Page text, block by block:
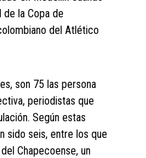
de la Copa de
del Atlético
son 75 las persona
periodistas que
Según estas
sido seis, entre los que
Chapecoense, un